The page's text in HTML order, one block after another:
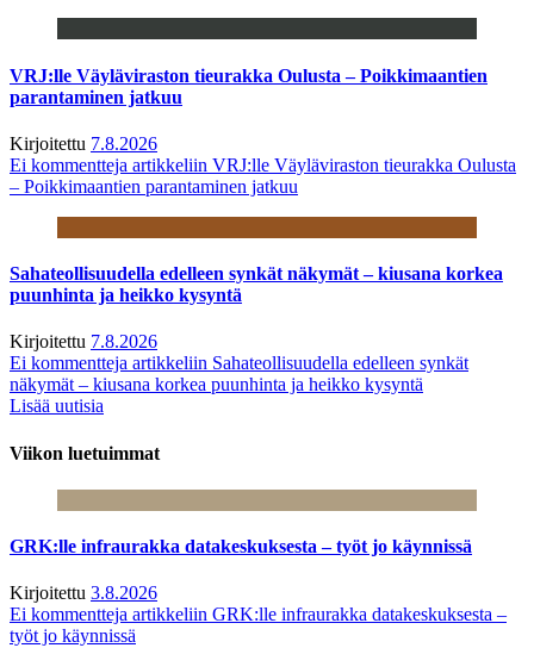
VRJ:lle Väyläviraston tieurakka Oulusta – Poikkimaantien
parantaminen jatkuu
Kirjoitettu 7.8.2026
Ei kommentteja artikkeliin VRJ:lle Väyläviraston tieurakka Oulusta
– Poikkimaantien parantaminen jatkuu
Sahateollisuudella edelleen synkät näkymät – kiusana korkea
puunhinta ja heikko kysyntä
Kirjoitettu 7.8.2026
Ei kommentteja artikkeliin Sahateollisuudella edelleen synkät
näkymät – kiusana korkea puunhinta ja heikko kysyntä
Lisää uutisia
Viikon luetuimmat
GRK:lle infraurakka datakeskuksesta – työt jo käynnissä
Kirjoitettu 3.8.2026
Ei kommentteja artikkeliin GRK:lle infraurakka datakeskuksesta –
työt jo käynnissä